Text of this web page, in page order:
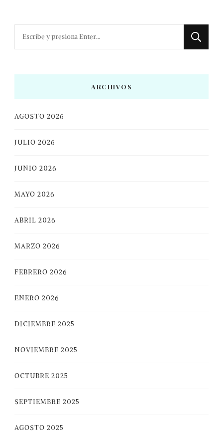
¿Buscas
ARCHIVOS
AGOSTO 2026
JULIO 2026
JUNIO 2026
MAYO 2026
ABRIL 2026
MARZO 2026
FEBRERO 2026
ENERO 2026
DICIEMBRE 2025
NOVIEMBRE 2025
OCTUBRE 2025
SEPTIEMBRE 2025
AGOSTO 2025